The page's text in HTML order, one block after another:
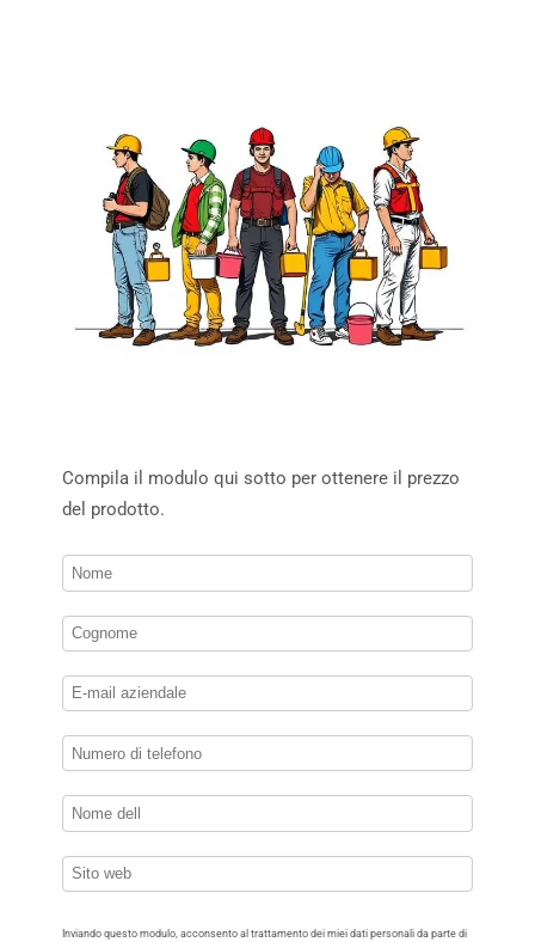
Compila il modulo qui sotto per ottenere il prezzo
del prodotto.
Inviando questo modulo, acconsento al trattamento dei miei dati personali da parte di